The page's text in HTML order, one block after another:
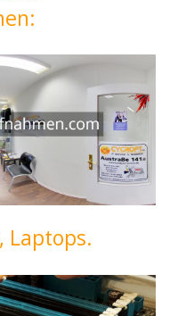
Laptops.